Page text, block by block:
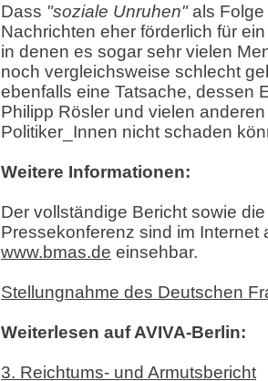
Dass "soziale Unruhen"als Folge
Nachrichten eher förderlich für
in denen es sogar sehr vielen
noch vergleichsweise schlecht
ebenfalls eine Tatsache, dessen
Philipp Rösler und vielen
Politiker_Innen nicht schaden
Weitere Informationen:
Der vollständige Bericht sowie die
Pressekonferenz sind im Internet
www.bmas.de einsehbar.
Stellungnahme des Deutschen
Weiterlesen auf AVIVA-Berlin:
3. Reichtums- und Armutsbericht